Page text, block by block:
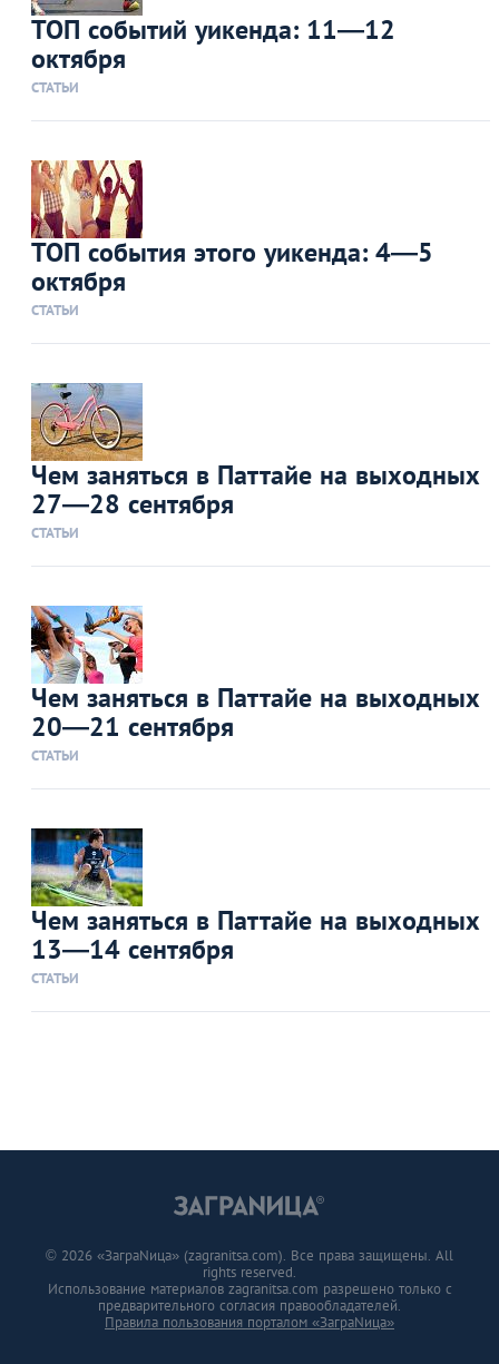
ТОП событий уикенда: 11—12
октября
СТАТЬИ
ТОП события этого уикенда: 4—5
октября
СТАТЬИ
Чем заняться в Паттайе на выходных
27—28 сентября
СТАТЬИ
Чем заняться в Паттайе на выходных
20—21 сентября
СТАТЬИ
Чем заняться в Паттайе на выходных
13—14 сентября
СТАТЬИ
© 2026 «ЗаграNица» (zagranitsa.com). Все права защищены. All
rights reserved.
Использование материалов zagranitsa.com разрешено только с
предварительного согласия правообладателей.
Правила пользования порталом «ЗаграNица»